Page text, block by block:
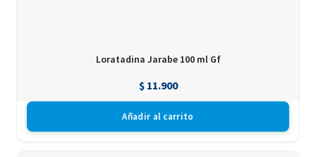
Loratadina Jarabe 100 ml Gf
$11.900
Añadir al carrito